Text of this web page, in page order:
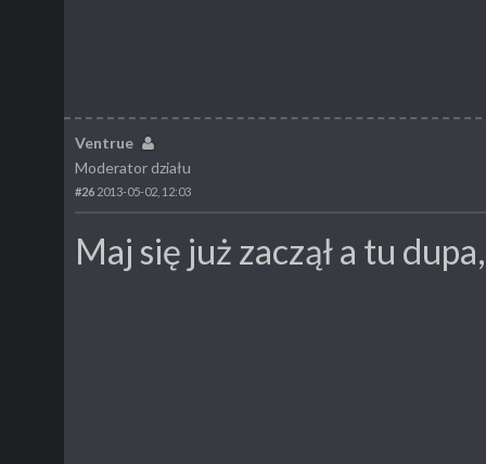
Ventrue
Moderator działu
#26 2013-05-02, 12:03
Maj się już zaczął a tu